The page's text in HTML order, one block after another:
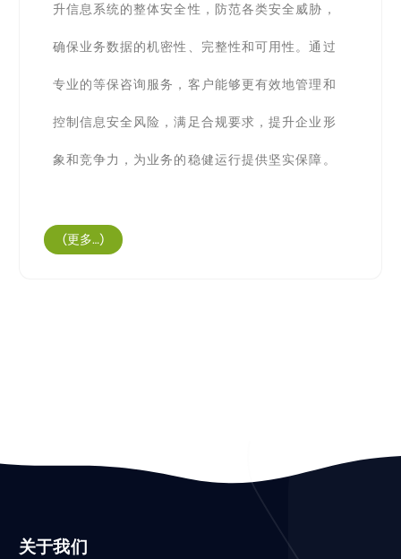
升信息系统的整体安全性，防范各类安全威胁，
确保业务数据的机密性、完整性和可用性。通过
专业的等保咨询服务，客户能够更有效地管理和
控制信息安全风险，满足合规要求，提升企业形
象和竞争力，为业务的稳健运行提供坚实保障。
(更多…)
关于我们